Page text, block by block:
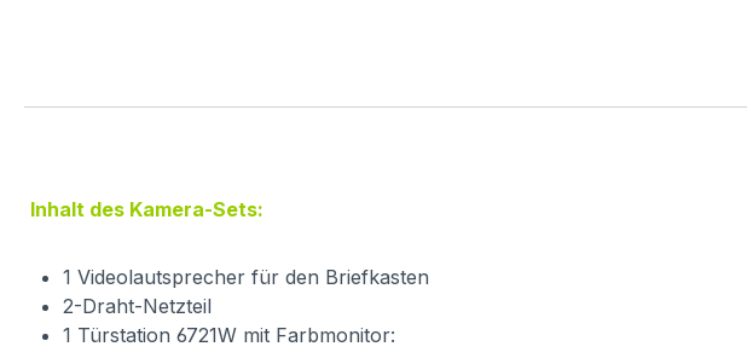
Inhalt des Kamera-Sets:
1 Videolautsprecher für den Briefkasten
2-Draht-Netzteil
1 Türstation 6721W mit Farbmonitor: